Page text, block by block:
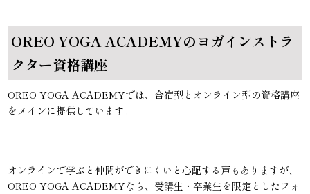
OREO YOGA ACADEMYのヨガインストラ
クター資格講座
OREO YOGA ACADEMYでは、合宿型とオンライン型の資格講座
をメインに提供しています。
オンラインで学ぶと仲間ができにくいと心配する声もありますが、
OREO YOGA ACADEMYなら、受講生・卒業生を限定としたフォ